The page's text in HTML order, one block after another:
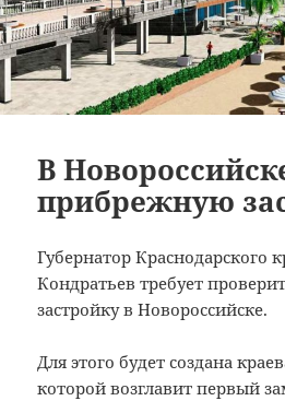
В
прибрежную
Губернатор Краснодарского
Кондратьев требует
застройку в Новороссийске.
Для этого будет создана
которой возглавит первый